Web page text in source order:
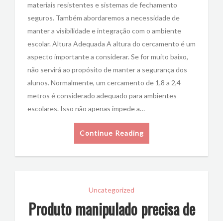
materiais resistentes e sistemas de fechamento
seguros. Também abordaremos a necessidade de
manter a visibilidade e integração com o ambiente
escolar. Altura Adequada A altura do cercamento é um
aspecto importante a considerar. Se for muito baixo,
não servirá ao propósito de manter a segurança dos
alunos. Normalmente, um cercamento de 1,8 a 2,4
metros é considerado adequado para ambientes
escolares. Isso não apenas impede a…
Continue Reading
Uncategorized
Produto manipulado precisa de